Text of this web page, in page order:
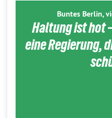
Buntes Berlin,
Haltung ist hot
eine Regierung,